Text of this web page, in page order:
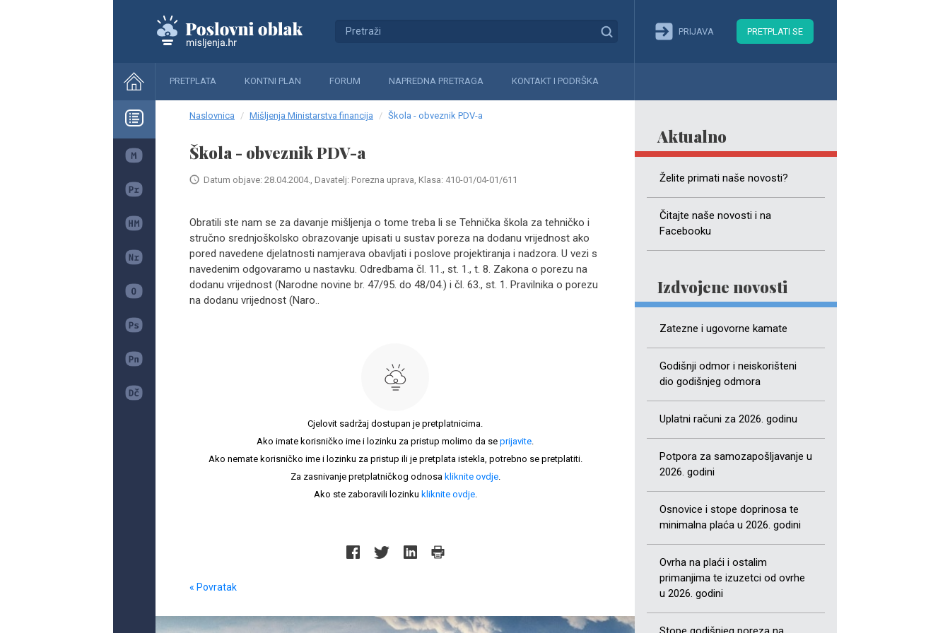
PRIJAVA PRETPLATI SE
PRETPLATA KONTNI PLAN FORUM NAPREDNA PRETRAGA KONTAKT I PODRŠKA
Aktualno
Želite primati naše novosti?
Čitajte naše novosti i na
Facebooku
Izdvojene novosti
Zatezne i ugovorne kamate
Godišnji odmor i neiskorišteni
dio godišnjeg odmora
Uplatni računi za 2026. godinu
Potpora za samozapošljavanje u
2026. godini
Osnovice i stope doprinosa te
minimalna plaća u 2026. godini
Ovrha na plaći i ostalim
primanjima te izuzetci od ovrhe
u 2026. godini
Naslovnica Mišljenja Ministarstva financija Škola - obveznik PDV-a
Škola - obveznik PDV-a
Datum objave: 28.04.2004., Davatelj: Porezna uprava, Klasa: 410-01/04-01/611
Obratili ste nam se za davanje mišljenja o tome treba li se Tehnička škola za tehničko i
stručno srednjoškolsko obrazovanje upisati u sustav poreza na dodanu vrijednost ako
pored navedene djelatnosti namjerava obavljati i poslove projektiranja i nadzora. U vezi s
navedenim odgovaramo u nastavku. Odredbama čl. 11., st. 1., t. 8. Zakona o porezu na
dodanu vrijednost (Narodne novine br. 47/95. do 48/04.) i čl. 63., st. 1. Pravilnika o porezu
na dodanu vrijednost (Naro..
Cjelovit sadržaj dostupan je pretplatnicima.
Ako imate korisničko ime i lozinku za pristup molimo da se prijavite.
Ako nemate korisničko ime i lozinku za pristup ili je pretplata istekla, potrebno se pretplatiti.
Za zasnivanje pretplatničkog odnosa kliknite ovdje.
Ako ste zaboravili lozinku kliknite ovdje.
« Povratak